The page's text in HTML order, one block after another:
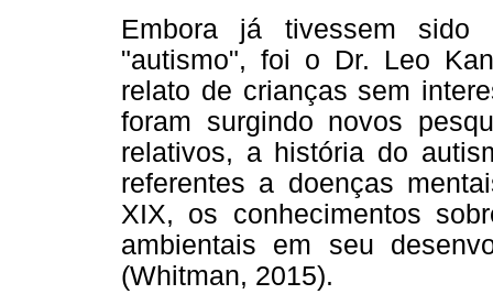
Embora já tivessem sido
"autismo", foi o Dr. Leo
relato de crianças sem
foram surgindo novos
relativos, a história do
referentes a doenças
XIX, os conhecimentos
ambientais em seu
(Whitman, 2015).